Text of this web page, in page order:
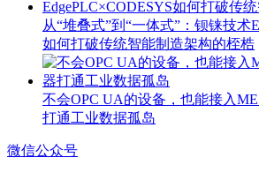
从“堆叠式”到“一体式”：钡铼技术
如何打破传统智能制造架构的桎梏
不会OPC UA的设备，也能接入
打通工业数据孤岛
微信公众号